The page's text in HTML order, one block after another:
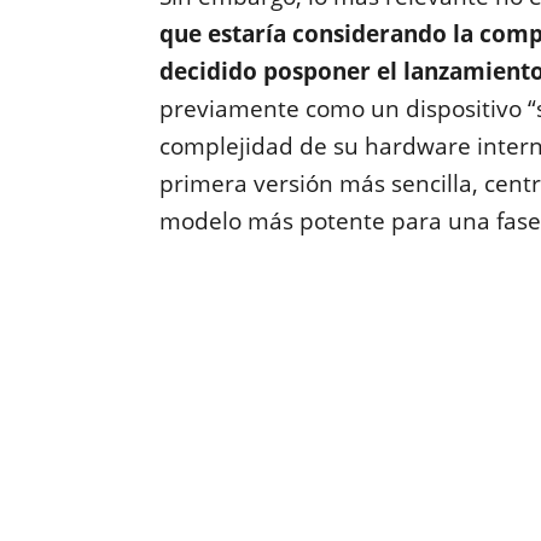
que estaría considerando la
decidido posponer el
previamente como un dispositivo
complejidad de su hardware
primera versión más sencilla,
modelo más potente para una